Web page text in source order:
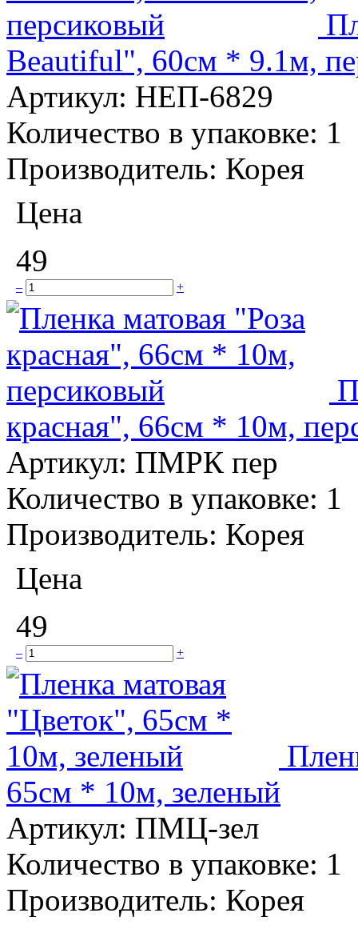
Beautiful", 60см * 9.1м,
Артикул: НЕП-6829
Количество в упаковке: 1
Производитель: Корея
Цена
49
– +
красная", 66см * 10м,
Артикул: ПМРК пер
Количество в упаковке: 1
Производитель: Корея
Цена
49
– +
65см * 10м, зеленый
Артикул: ПМЦ-зел
Количество в упаковке: 1
Производитель: Корея